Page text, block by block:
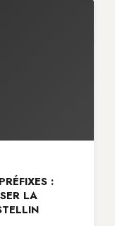
:
LA